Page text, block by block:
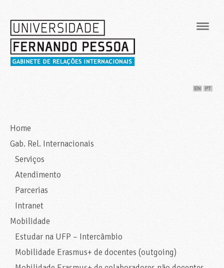
Home
Gab. Rel. Internacionais
Serviços
Atendimento
Parcerias
Intranet
Mobilidade
Estudar na UFP – Intercâmbio
Mobilidade Erasmus+ de docentes (outgoing)